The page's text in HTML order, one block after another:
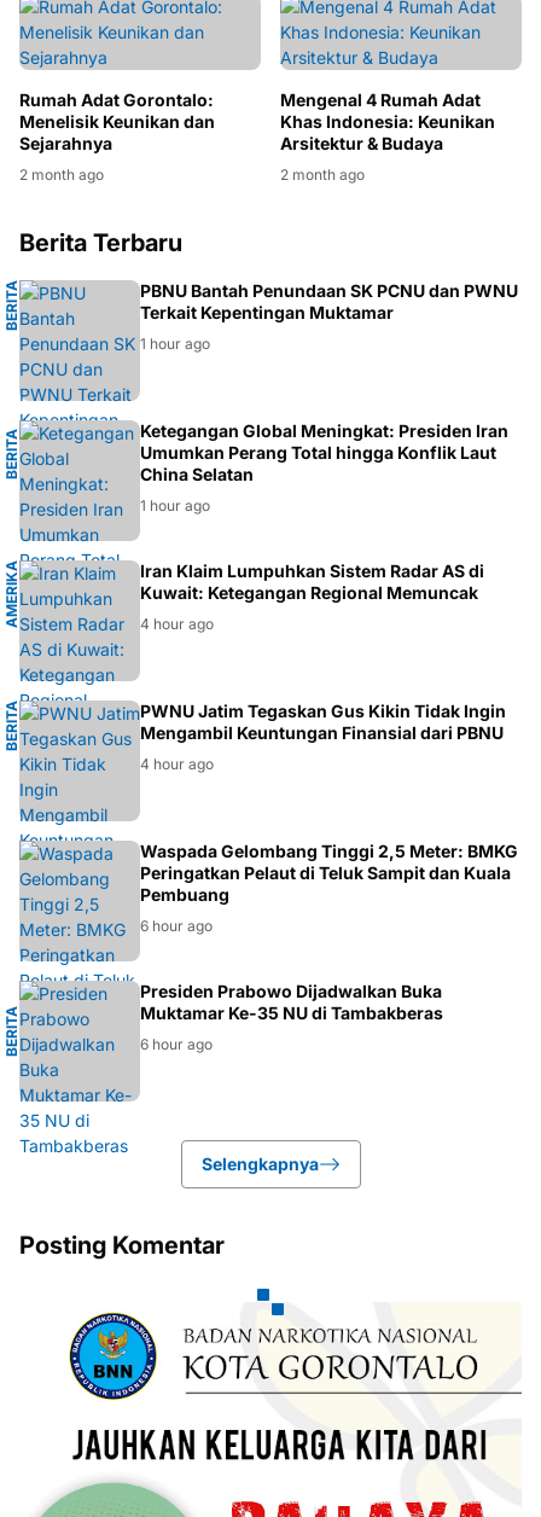
Rumah Adat Gorontalo:
Menelisik Keunikan dan
Sejarahnya
2 month ago
Mengenal 4 Rumah Adat
Khas Indonesia: Keunikan
Arsitektur & Budaya
2 month ago
Berita Terbaru
B
E
R
I
T
A
NU
PBNU Bantah Penundaan SK PCNU dan PWNU
Terkait Kepentingan Muktamar
1 hour ago
B
E
R
I
T
A
G
L
O
B
AL
Ketegangan Global Meningkat: Presiden Iran
Umumkan Perang Total hingga Konflik Laut
China Selatan
1 hour ago
A
M
E
R
I
K
A
S
E
R
I
K
AT
Iran Klaim Lumpuhkan Sistem Radar AS di
Kuwait: Ketegangan Regional Memuncak
4 hour ago
B
E
R
I
T
A
NU
PWNU Jatim Tegaskan Gus Kikin Tidak Ingin
Mengambil Keuntungan Finansial dari PBNU
4 hour ago
BMKG
Waspada Gelombang Tinggi 2,5 Meter: BMKG
Peringatkan Pelaut di Teluk Sampit dan Kuala
Pembuang
6 hour ago
B
E
R
I
T
A
N
A
S
I
O
N
AL
Presiden Prabowo Dijadwalkan Buka
Muktamar Ke-35 NU di Tambakberas
6 hour ago
Selengkapnya
Posting Komentar